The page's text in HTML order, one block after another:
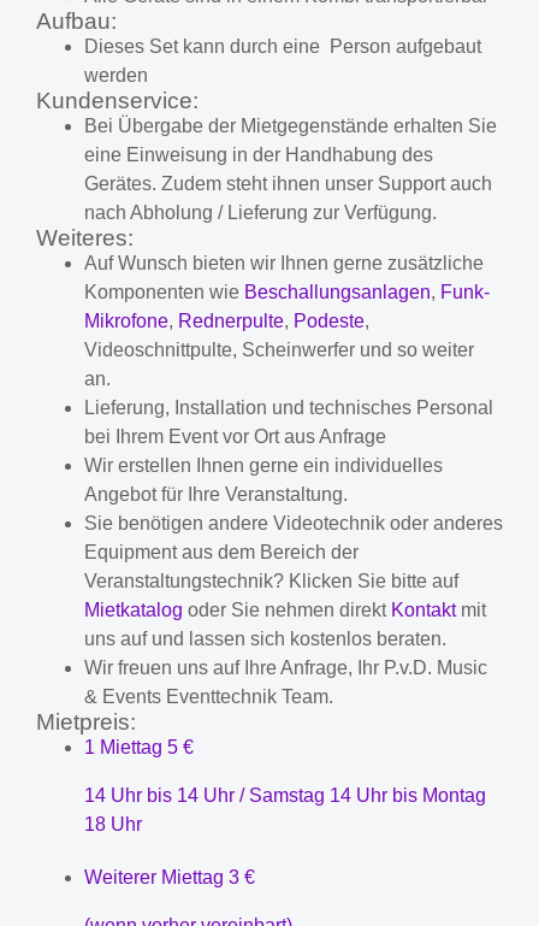
Aufbau:
Dieses Set kann durch eine Person aufgebaut
werden
Kundenservice:
Bei Übergabe der Mietgegenstände erhalten Sie
eine Einweisung in der Handhabung des
Gerätes. Zudem steht ihnen unser Support auch
nach Abholung / Lieferung zur Verfügung.
Weiteres:
Auf Wunsch bieten wir Ihnen gerne zusätzliche
Komponenten wie Beschallungsanlagen, Funk-
Mikrofone, Rednerpulte, Podeste,
Videoschnittpulte, Scheinwerfer und so weiter
an.
Lieferung, Installation und technisches Personal
bei Ihrem Event vor Ort aus Anfrage
Wir erstellen Ihnen gerne ein individuelles
Angebot für Ihre Veranstaltung.
Sie benötigen andere Videotechnik oder anderes
Equipment aus dem Bereich der
Veranstaltungstechnik? Klicken Sie bitte auf
Mietkatalog oder Sie nehmen direkt Kontaktmit
uns auf und lassen sich kostenlos beraten.
Wir freuen uns auf Ihre Anfrage, Ihr P.v.D. Music
& Events Eventtechnik Team.
Mietpreis:
1 Miettag 5 €
14 Uhr bis 14 Uhr / Samstag 14 Uhr bis Montag
18 Uhr
Weiterer Miettag 3 €